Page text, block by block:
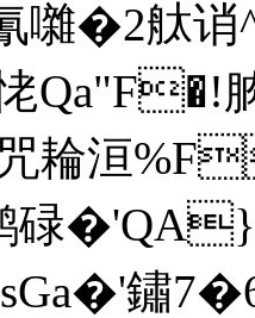
囃�2舦
耣洹
碌�'QA}
鏽